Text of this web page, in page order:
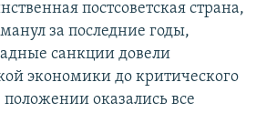
постсоветская страна,
за последние годы,
санкции довели
экономики до критического
оказались все